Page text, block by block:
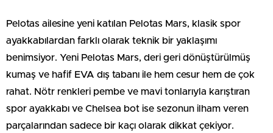
Pelotas ailesine yeni katılan Pelotas Mars, klasik spor
ayakkabılardan farklı olarak teknik bir yaklaşımı
benimsiyor. Yeni Pelotas Mars, deri geri dönüştürülmüş
kumaş ve hafif EVA dış tabanı ile hem cesur hem de çok
rahat. Nötr renkleri pembe ve mavi tonlarıyla karıştıran
spor ayakkabı ve Chelsea bot ise sezonun ilham veren
parçalarından sadece bir kaçı olarak dikkat çekiyor.